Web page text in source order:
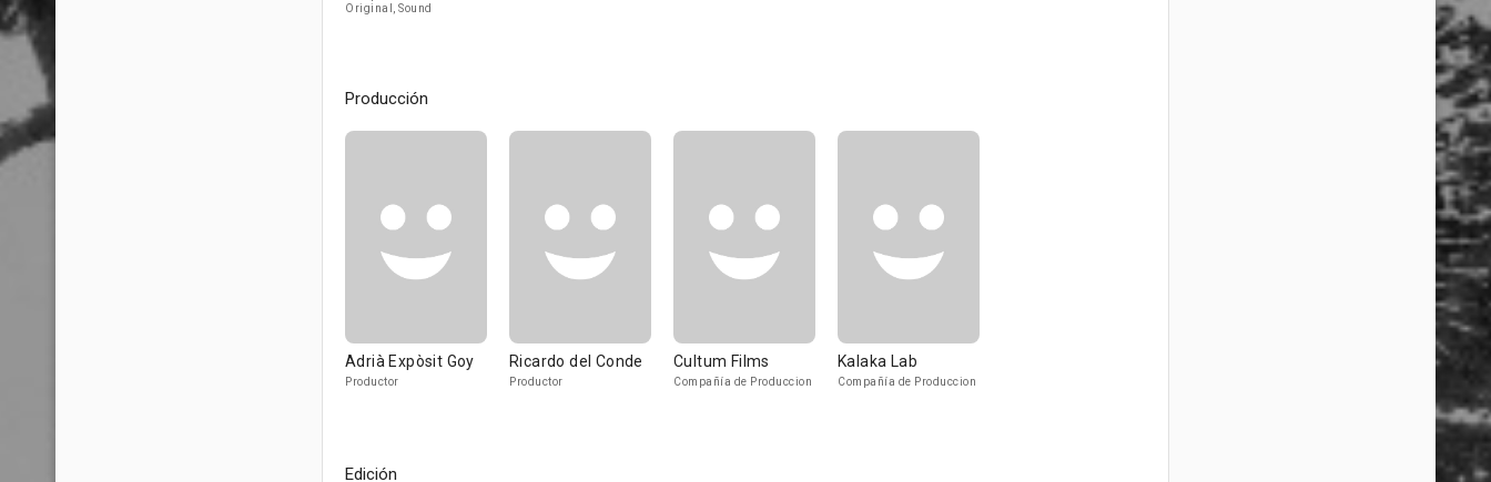
Original, Sound
Producción
Adrià Expòsit Goy
Productor
Ricardo del Conde
Productor
Cultum Films
Compañía de Produccion
Kalaka Lab
Compañía de Produccion
Edición